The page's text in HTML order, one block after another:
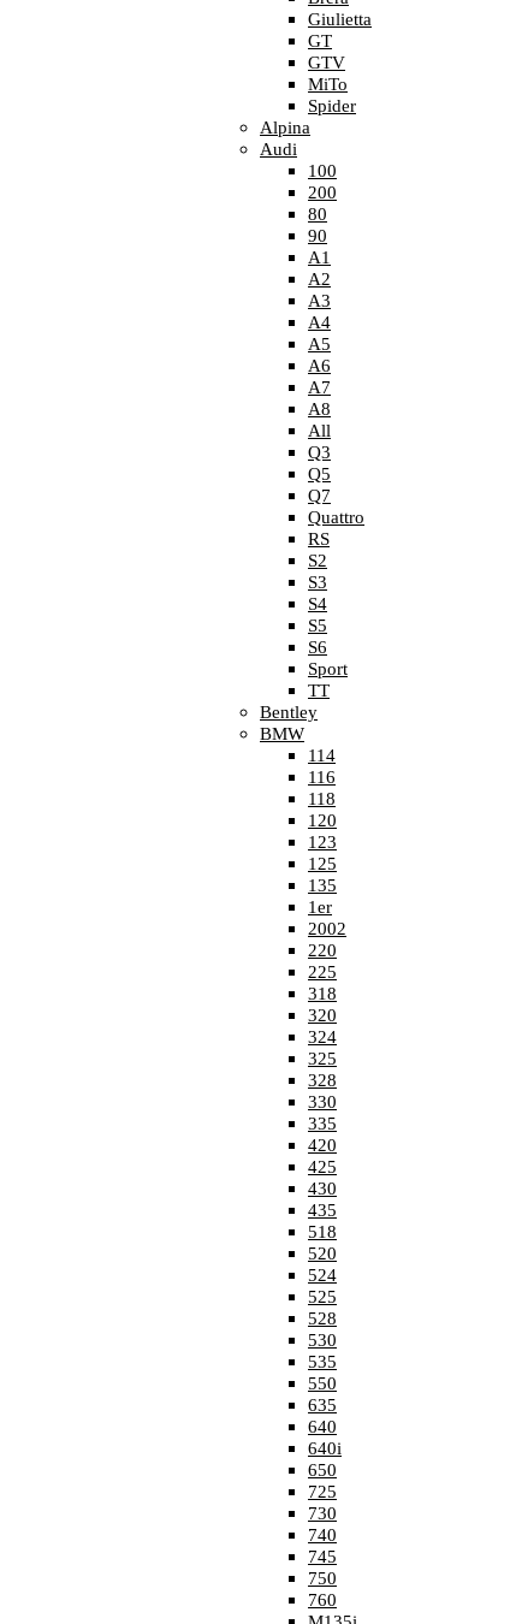
Giulietta
GT
GTV
MiTo
Spider
Alpina
Audi
100
200
80
90
A1
A2
A3
A4
A5
A6
A7
A8
All
Q3
Q5
Q7
Quattro
RS
S2
S3
S4
S5
S6
Sport
TT
Bentley
BMW
114
116
118
120
123
125
135
1er
2002
220
225
318
320
324
325
328
330
335
420
425
430
435
518
520
524
525
528
530
535
550
635
640
640i
650
725
730
740
745
750
760